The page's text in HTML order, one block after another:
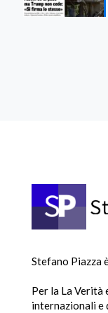
Stefano Piazza
Per la La Verità
internazionali e